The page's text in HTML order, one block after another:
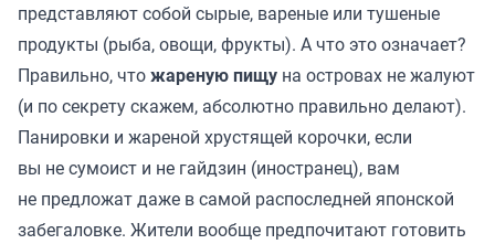
представляют собой сырые, вареные или тушеные
продукты (рыба, овощи, фрукты). А что это означает?
Правильно, чтожареную пищу на островах не жалуют
(и по секрету скажем, абсолютно правильно делают).
Панировки и жареной хрустящей корочки, если
вы не сумоист и не гайдзин (иностранец), вам
не предложат даже в самой распоследней японской
забегаловке. Жители вообще предпочитают готовить